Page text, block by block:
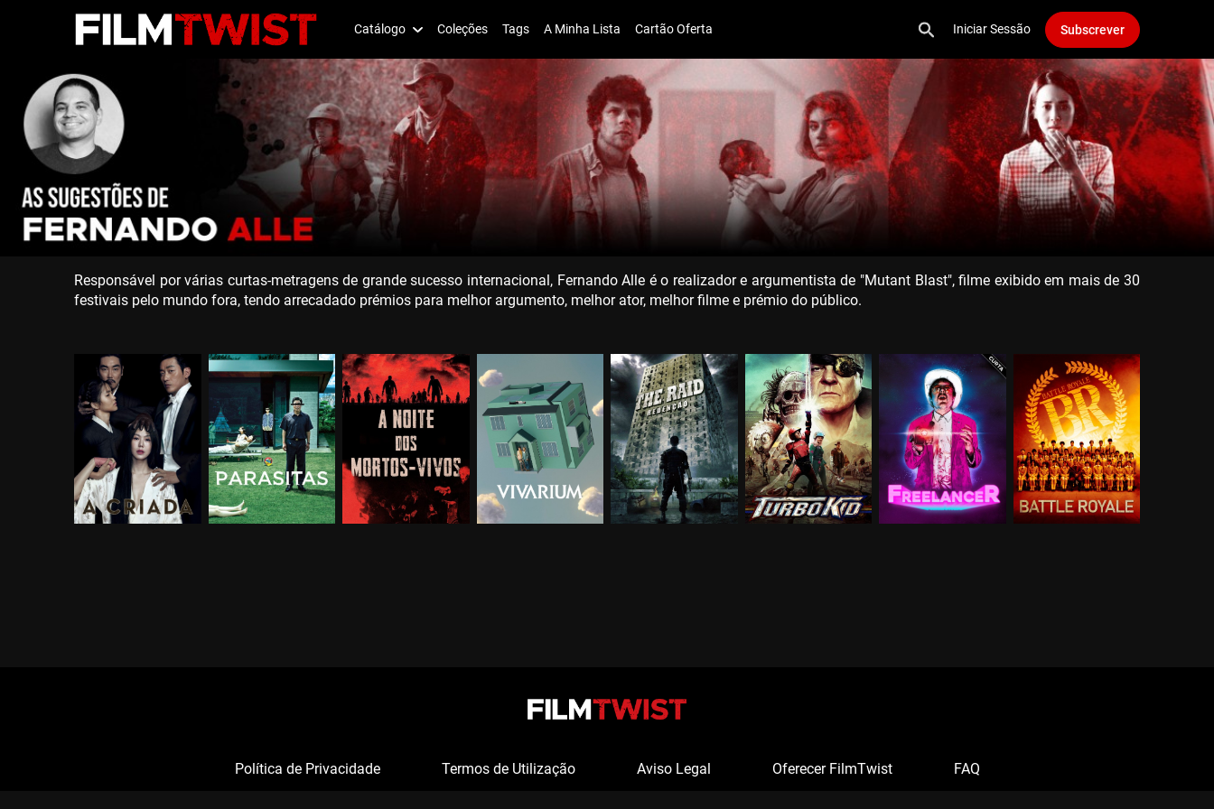
Catálogo Coleções Tags A Minha Lista Cartão Oferta Iniciar Sessão Subscrever
Responsável por várias curtas-metragens de grande sucesso internacional, Fernando Alle é o realizador e argumentista de "Mutant Blast", filme exibido em mais de 30
festivais pelo mundo fora, tendo arrecadado prémios para melhor argumento, melhor ator, melhor filme e prémio do público.
Política de Privacidade Termos de Utilização Aviso Legal Oferecer FilmTwist FAQ